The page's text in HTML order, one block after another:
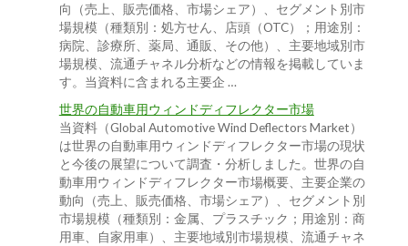
向（売上、販売価格、市場シェア）、セグメント別市
場規模（種類別：処方せん、店頭（OTC）；用途別：
病院、診療所、薬局、通販、その他）、主要地域別市
場規模、流通チャネル分析などの情報を掲載していま
す。当資料に含まれる主要企 …
世界の自動車用ウィンドディフレクター市場
当資料（Global Automotive Wind Deflectors Market）
は世界の自動車用ウィンドディフレクター市場の現状
と今後の展望について調査・分析しました。世界の自
動車用ウィンドディフレクター市場概要、主要企業の
動向（売上、販売価格、市場シェア）、セグメント別
市場規模（種類別：金属、プラスチック；用途別：商
用車、自家用車）、主要地域別市場規模、流通チャネ